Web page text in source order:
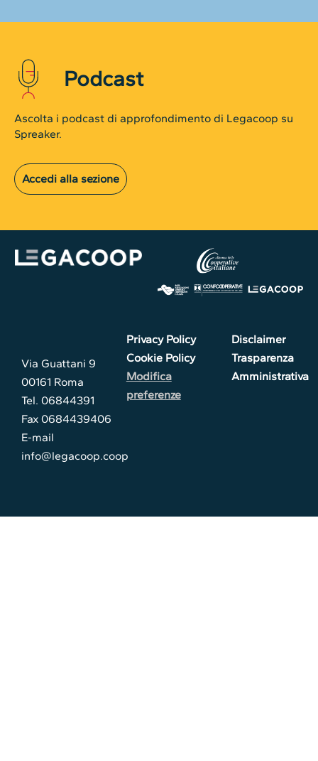
Podcast
Ascolta i podcast di approfondimento di Legacoop su
Spreaker.
Accedi alla sezione
Via Guattani 9
00161 Roma
Tel. 06844391
Fax 0684439406
E-mail
info@legacoop.coop
Privacy Policy
Cookie Policy
Modifica
preferenze
Disclaimer
Trasparenza
Amministrativa